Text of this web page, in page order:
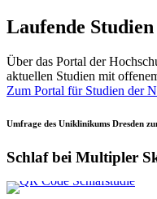
Laufende Studien
Über das Portal der
aktuellen Studien mit
Zum Portal für Studien der
Umfrage des Uniklinikums Dresden
Schlaf bei Multipler